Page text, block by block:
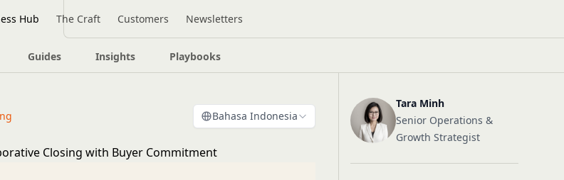
Hub The Craft Customers Newsletters
Guides Insights Playbooks
Bahasa Indonesia
Closing with Buyer Commitment
Tara Minh
Senior Operations &
Growth Strategist